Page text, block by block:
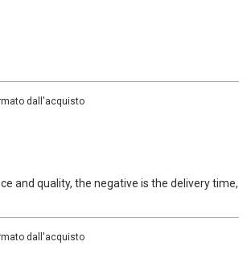
dall'acquisto
and quality, the negative is the delivery time,
dall'acquisto